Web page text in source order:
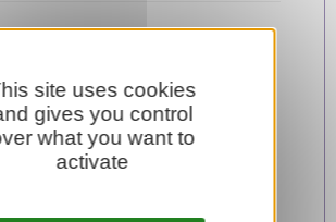
du questionnaire.
des essais :
site uses cookies
gives you control
what you want to
activate